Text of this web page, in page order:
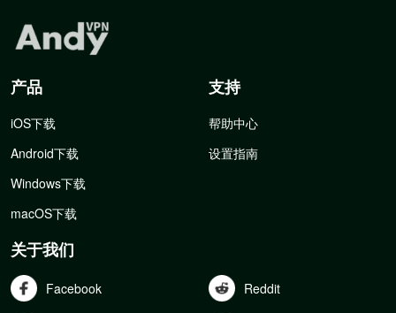
产品
iOS下载
Android下载
Windows下载
macOS下载
支持
帮助中心
设置指南
关于我们
Facebook Reddit